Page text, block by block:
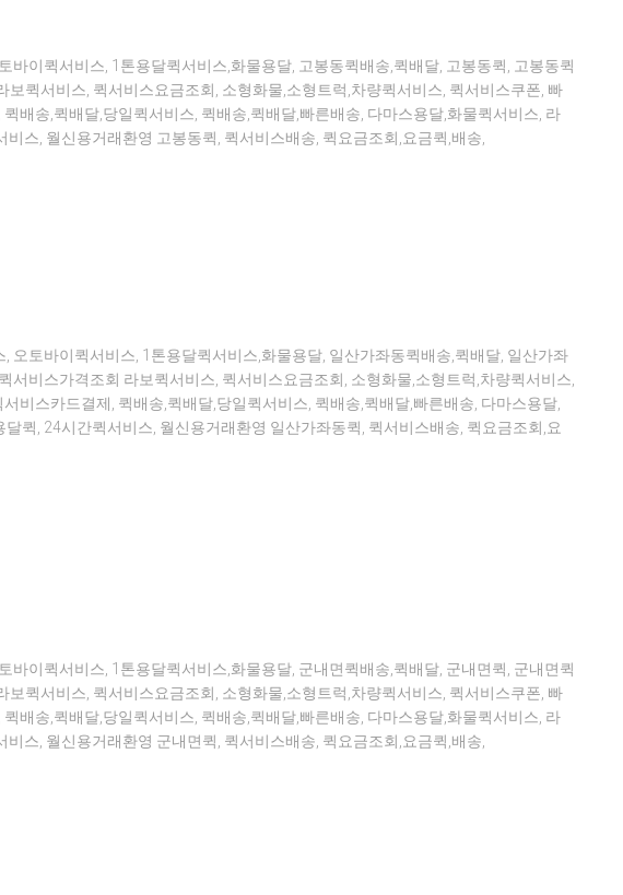
바이퀵서비스, 1톤용달퀵서비스,화물용달, 고봉동퀵배송,퀵배달, 고봉동퀵, 고봉동퀵
보퀵서비스, 퀵서비스요금조회, 소형화물,소형트럭,차량퀵서비스, 퀵서비스쿠폰, 빠
배송,퀵배달,당일퀵서비스, 퀵배송,퀵배달,빠른배송, 다마스용달,화물퀵서비스, 라
스, 월신용거래환영 고봉동퀵, 퀵서비스배송, 퀵요금조회,요금퀵,배송,
오토바이퀵서비스, 1톤용달퀵서비스,화물용달, 일산가좌동퀵배송,퀵배달, 일산가좌
서비스가격조회 라보퀵서비스, 퀵서비스요금조회, 소형화물,소형트럭,차량퀵서비스,
비스카드결제, 퀵배송,퀵배달,당일퀵서비스, 퀵배송,퀵배달,빠른배송, 다마스용달,
퀵, 24시간퀵서비스, 월신용거래환영 일산가좌동퀵, 퀵서비스배송, 퀵요금조회,요
바이퀵서비스, 1톤용달퀵서비스,화물용달, 군내면퀵배송,퀵배달, 군내면퀵, 군내면퀵
보퀵서비스, 퀵서비스요금조회, 소형화물,소형트럭,차량퀵서비스, 퀵서비스쿠폰, 빠
배송,퀵배달,당일퀵서비스, 퀵배송,퀵배달,빠른배송, 다마스용달,화물퀵서비스, 라
스, 월신용거래환영 군내면퀵, 퀵서비스배송, 퀵요금조회,요금퀵,배송,